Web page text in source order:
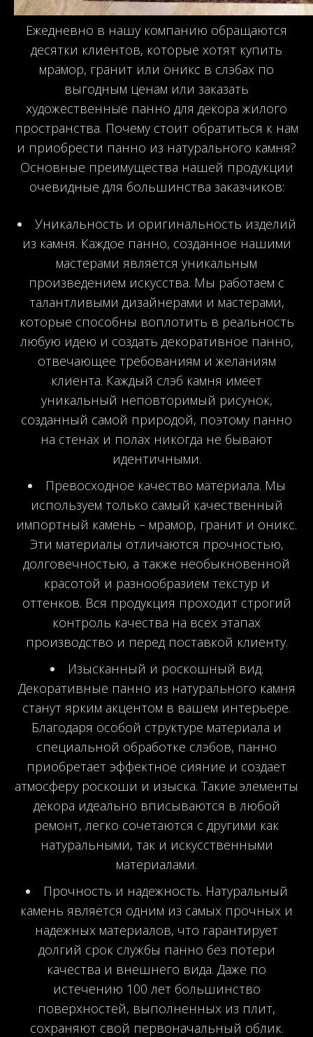
Ежедневно в нашу компанию обращаются
десятки клиентов, которые хотят купить
мрамор, гранит или оникс в слэбах по
выгодным ценам или заказать
художественные панно для декора жилого
пространства. Почему стоит обратиться к нам
и приобрести панно из натурального камня?
Основные преимущества нашей продукции
очевидные для большинства заказчиков:
Уникальность и оригинальность изделий
из камня. Каждое панно, созданное нашими
мастерами является уникальным
произведением искусства. Мы работаем с
талантливыми дизайнерами и мастерами,
которые способны воплотить в реальность
любую идею и создать декоративное панно,
отвечающее требованиям и желаниям
клиента. Каждый слэб камня имеет
уникальный неповторимый рисунок,
созданный самой природой, поэтому панно
на стенах и полах никогда не бывают
идентичными.
Превосходное качество материала. Мы
используем только самый качественный
импортный камень – мрамор, гранит и оникс.
Эти материалы отличаются прочностью,
долговечностью, а также необыкновенной
красотой и разнообразием текстур и
оттенков. Вся продукция проходит строгий
контроль качества на всех этапах
производство и перед поставкой клиенту.
Изысканный и роскошный вид.
Декоративные панно из натурального камня
станут ярким акцентом в вашем интерьере.
Благодаря особой структуре материала и
специальной обработке слэбов, панно
приобретает эффектное сияние и создает
атмосферу роскоши и изыска. Такие элементы
декора идеально вписываются в любой
ремонт, легко сочетаются с другими как
натуральными, так и искусственными
материалами.
Прочность и надежность. Натуральный
камень является одним из самых прочных и
надежных материалов, что гарантирует
долгий срок службы панно без потери
качества и внешнего вида. Даже по
истечению 100 лет большинство
поверхностей, выполненных из плит,
сохраняют свой первоначальный облик.